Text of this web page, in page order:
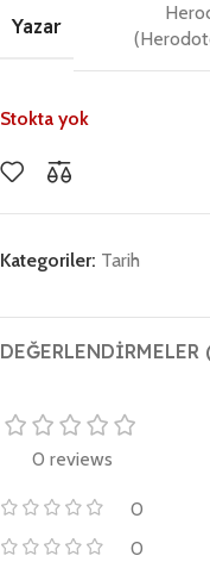
Yazar
Stokta yok
Kategoriler: Tarih
DEĞERLENDIRMELER
0 reviews
0
0